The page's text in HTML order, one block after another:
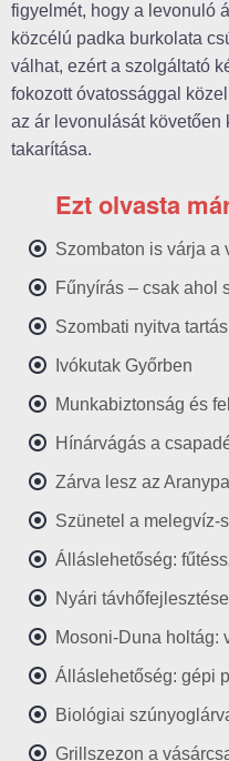
figyelmét, hogy a levonuló
közcélú padka burkolata
válhat, ezért a szolgáltató
fokozott óvatossággal
az ár levonulását követően
takarítása.
Ezt olvasta
Szombaton is várja a
Fűnyírás – csak ahol
Szombati nyitva
Ivókutak Győrben
Munkabiztonság és
Hínárvágás a
Zárva lesz az
Szünetel a melegvíz-
Álláslehetőség:
Nyári
Mosoni-Duna holtág:
Álláslehetőség: gépi
Biológiai
Grillszezon a